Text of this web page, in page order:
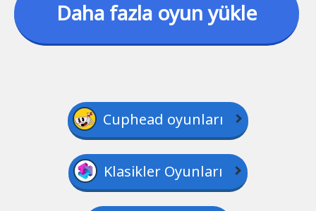
Daha fazla oyun yükle
Cuphead oyunları
Klasikler Oyunları